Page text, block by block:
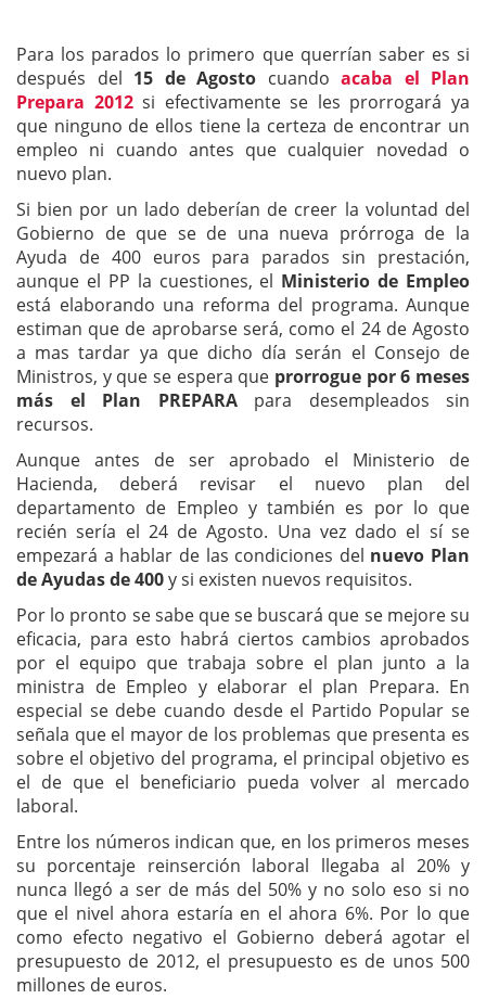
Para los parados lo primero que querrían saber es si
después del 15 de Agosto cuando acaba el Plan
Prepara 2012si efectivamente se les prorrogará ya
que ninguno de ellos tiene la certeza de encontrar un
empleo ni cuando antes que cualquier novedad o
nuevo plan.
Si bien por un lado deberían de creer la voluntad del
Gobierno de que se de una nueva prórroga de la
Ayuda de 400 euros para parados sin prestación,
aunque el PP la cuestiones, el Ministerio de Empleo
está elaborando una reforma del programa. Aunque
estiman que de aprobarse será, como el 24 de Agosto
a mas tardar ya que dicho día serán el Consejo de
Ministros, y que se espera que prorrogue por 6 meses
más el Plan PREPARApara desempleados sin
recursos.
Aunque antes de ser aprobado el Ministerio de
Hacienda, deberá revisar el nuevo plan del
departamento de Empleo y también es por lo que
recién sería el 24 de Agosto. Una vez dado el sí se
empezará a hablar de las condiciones del nuevo Plan
de Ayudas de 400y si existen nuevos requisitos.
Por lo pronto se sabe que se buscará que se mejore su
eficacia, para esto habrá ciertos cambios aprobados
por el equipo que trabaja sobre el plan junto a la
ministra de Empleo y elaborar el plan Prepara. En
especial se debe cuando desde el Partido Popular se
señala que el mayor de los problemas que presenta es
sobre el objetivo del programa, el principal objetivo es
el de que el beneficiario pueda volver al mercado
laboral.
Entre los números indican que, en los primeros meses
su porcentaje reinserción laboral llegaba al 20% y
nunca llegó a ser de más del 50% y no solo eso si no
que el nivel ahora estaría en el ahora 6%. Por lo que
como efecto negativo el Gobierno deberá agotar el
presupuesto de 2012, el presupuesto es de unos 500
millones de euros.